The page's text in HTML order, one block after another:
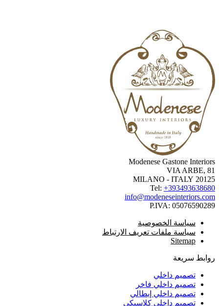
Modenese Gastone
VIA ARBE,
20125
Tel:
P.IVA:
سياسة الخصوصية
سياسة ملفات تعريف الارتباط
Sitemap
سريعة
تصميم داخلي
تصميم داخلي فاخر
تصميم داخلي إيطالي
تصميم داخلي كلاسيكي